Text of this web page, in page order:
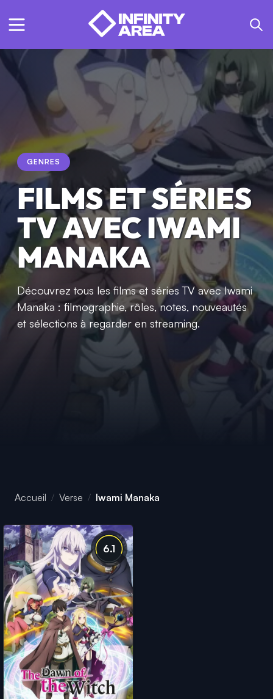
GENRES
FILMS ET SÉRIES
TV AVEC IWAMI
MANAKA
Découvrez tous les films et séries TV avec Iwami
Manaka : filmographie, rôles, notes, nouveautés
et sélections à regarder en streaming.
Accueil Verse Iwami Manaka
6.1